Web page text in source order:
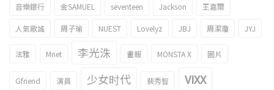
音樂銀行 金SAMUEL seventeen Jackson 王嘉爾
人氣歌謠 周子瑜 NUEST Lovelyz JBJ 周潔瓊 JYJ
泫雅 Mnet 李光洙 畫報 MONSTA X 圖片
Gfriend 演員 少女时代 裴秀智 VIXX